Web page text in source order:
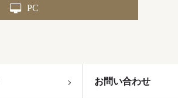
PC
お問い合わせ